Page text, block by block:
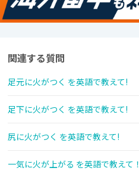
関連する質問
足元に火がつく を英語で教えて!
足下に火がつく を英語で教えて!
尻に火がつく を英語で教えて!
一気に火が上がる を英語で教えて！